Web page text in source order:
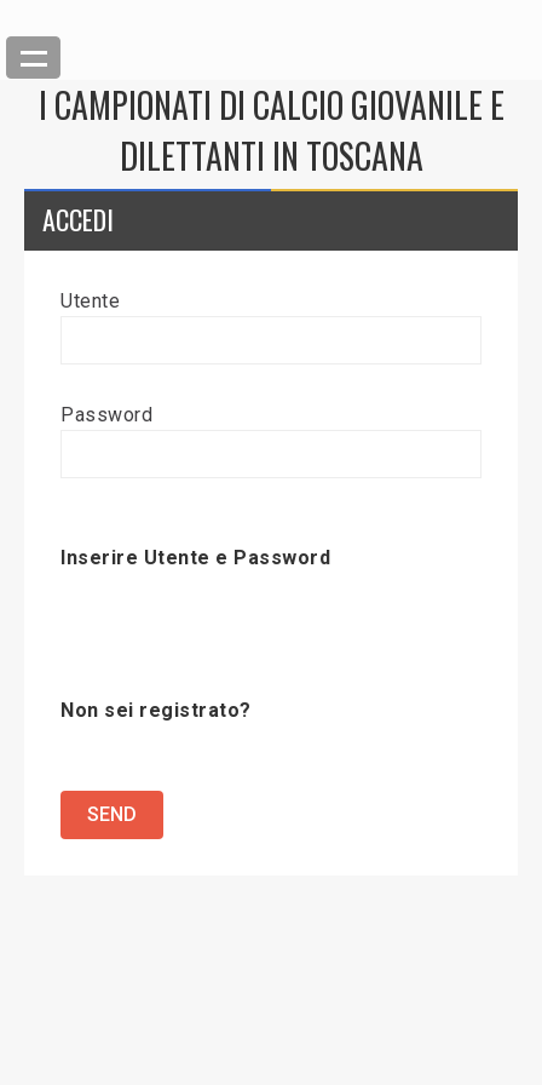
Back
Modifica News
I CAMPIONATI DI CALCIO GIOVANILE E
DILETTANTI IN TOSCANA
ACCEDI
Utente
Password
Inserire Utente e Password
Non sei registrato?